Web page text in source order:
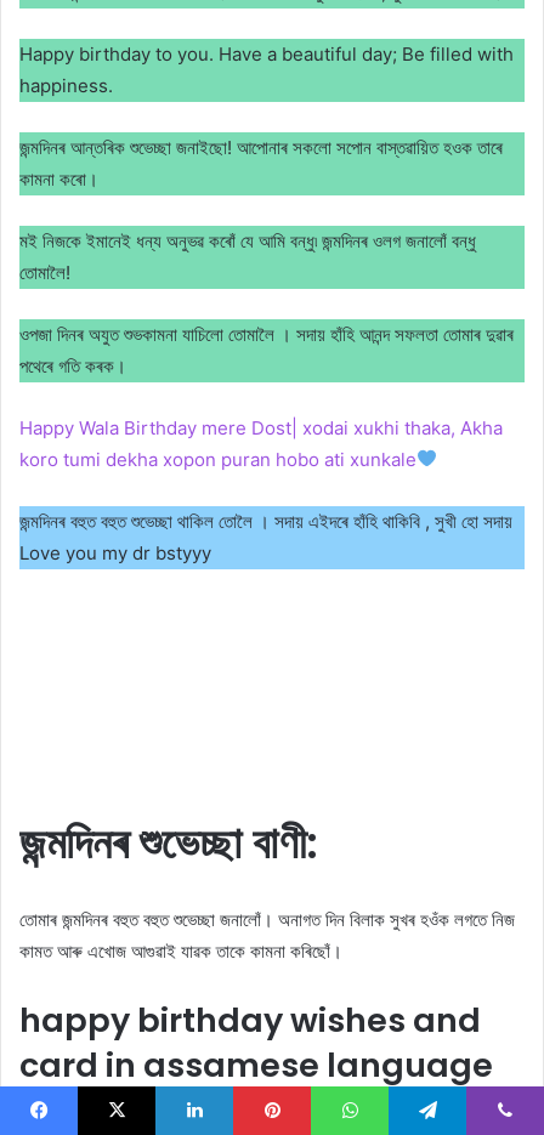
Happy birthday to you. Have a beautiful day; Be filled with
happiness.
জন্মদিনৰ আন্তৰিক শুভেচ্ছা জনাইছো! আপোনাৰ সকলো সপোন বাস্তৱায়িত হওক তাৰে
কামনা কৰো।
মই নিজকে ইমানেই ধন্য অনুভৱ কৰোঁ যে আমি বন্ধু৷ জন্মদিনৰ ওলগ জনালোঁ বন্ধু
তোমালৈ!
ওপজা দিনৰ অযুত শুভকামনা যাচিলো তোমালৈ । সদায় হাঁহি আনন্দ সফলতা তোমাৰ দুৱাৰ
পথেৰে গতি কৰক।
Happy Wala Birthday mere Dost| xodai xukhi thaka, Akha
koro tumi dekha xopon puran hobo ati xunkale
জন্মদিনৰ বহুত বহুত শুভেচ্ছা থাকিল তোলৈ । সদায় এইদৰে হাঁহি থাকিবি , সুখী হো সদায়
Love you my dr bstyyy
জন্মদিনৰ শুভেচ্ছা বাণী:
তোমাৰ জন্মদিনৰ বহুত বহুত শুভেচ্ছা জনালোঁ। অনাগত দিন বিলাক সুখৰ হওঁক লগতে নিজ
কামত আৰু এখোজ আগুৱাই যাৱক তাকে কামনা কৰিছোঁ।
happy birthday wishes and
card in assamese language